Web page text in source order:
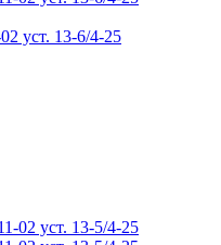
уст. 13-6/4-25